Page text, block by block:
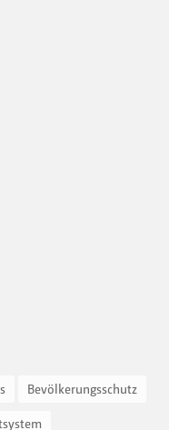
Bevölkerungsschutz